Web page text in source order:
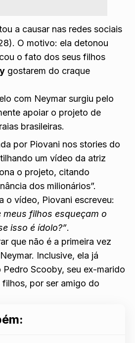
a causar nas redes sociais
O motivo: ela detonou
o fato dos seus filhos
gostarem do craque
com Neymar surgiu pelo
apoiar o projeto de
brasileiras.
por Piovani nos stories do
um vídeo da atriz
o projeto, citando
dos milionários”.
o vídeo, Piovani escreveu:
meus filhos esqueçam o
isso é ídolo?”.
que não é a primeira vez
Inclusive, ela já
Scooby, seu ex-marido
por ser amigo do